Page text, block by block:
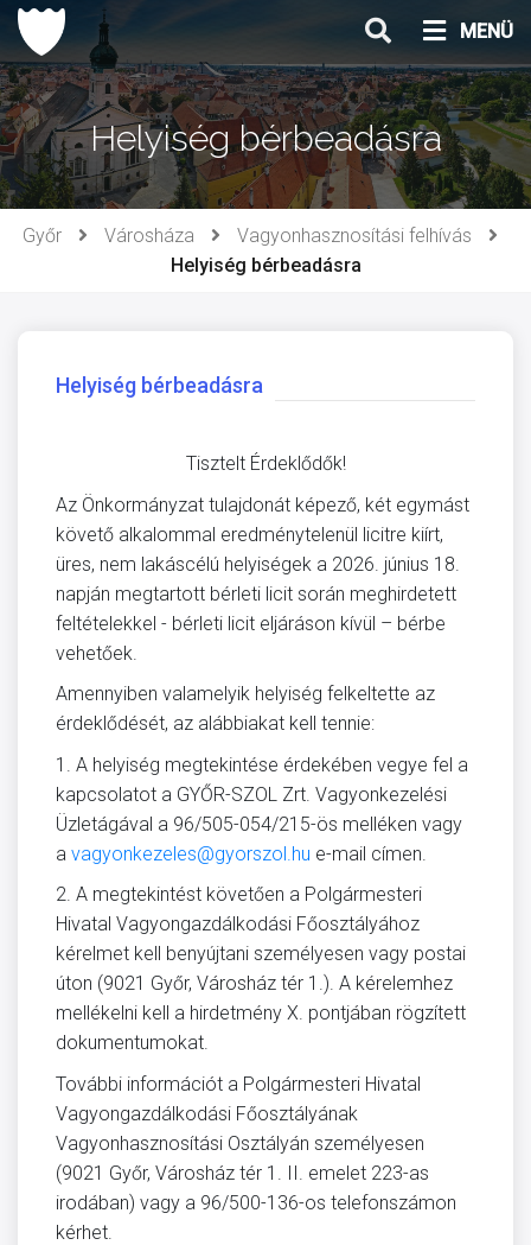
Ugrás
tartalomhoz
MENÜ
Helyiség bérbeadásra
Győr Városháza
Vagyonhasznosítási felhívás
Helyiség bérbeadásra
Helyiség bérbeadásra
Tisztelt Érdeklődők!
Az Önkormányzat tulajdonát képező, két egymást
követő alkalommal eredménytelenül licitre kiírt,
üres, nem lakáscélú helyiségek a 2026. június 18.
napján megtartott bérleti licit során meghirdetett
feltételekkel - bérleti licit eljáráson kívül – bérbe
vehetőek.
Amennyiben valamelyik helyiség felkeltette az
érdeklődését, az alábbiakat kell tennie:
1. A helyiség megtekintése érdekében vegye fel a
kapcsolatot a GYŐR-SZOL Zrt. Vagyonkezelési
Üzletágával a 96/505-054/215-ös melléken vagy
a vagyonkezeles@gyorszol.hu e-mail címen.
2. A megtekintést követően a Polgármesteri
Hivatal Vagyongazdálkodási Főosztályához
kérelmet kell benyújtani személyesen vagy postai
úton (9021 Győr, Városház tér 1.). A kérelemhez
mellékelni kell a hirdetmény X. pontjában rögzített
dokumentumokat.
További információt a Polgármesteri Hivatal
Vagyongazdálkodási Főosztályának
Vagyonhasznosítási Osztályán személyesen
(9021 Győr, Városház tér 1. II. emelet 223-as
irodában) vagy a 96/500-136-os telefonszámon
kérhet.